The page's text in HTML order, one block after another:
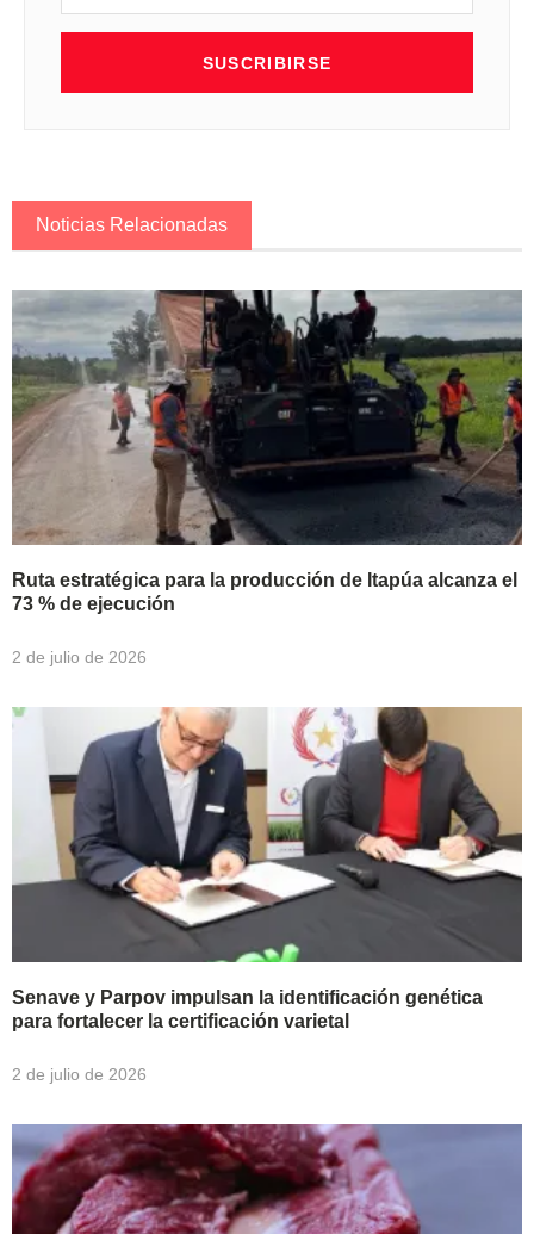
SUSCRIBIRSE
Noticias Relacionadas
Ruta estratégica para la producción de Itapúa alcanza el
73 % de ejecución
2 de julio de 2026
Senave y Parpov impulsan la identificación genética
para fortalecer la certificación varietal
2 de julio de 2026